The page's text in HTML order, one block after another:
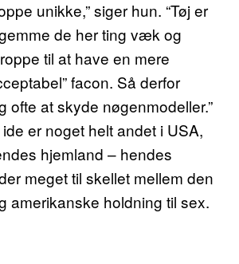
unikke,” siger hun. “Tøj er
de her ting væk og
til at have en mere
facon. Så derfor
ofte at skyde nøgenmodeller.”
er noget helt andet i USA,
hjemland – hendes
meget til skellet mellem den
amerikanske holdning til sex.